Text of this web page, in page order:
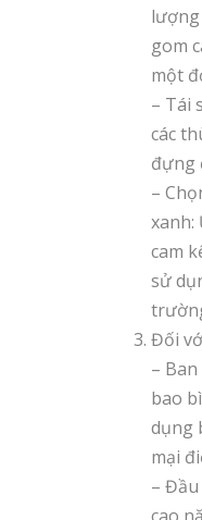
lượng
gom
một
– Tái
các
đựng
–
xanh:
cam
sử
Đối
–
bao
dụng
mại
–